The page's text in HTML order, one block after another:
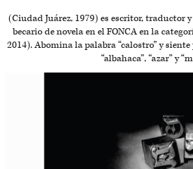
(Ciudad Juárez, 1979) es escritor, traductor
becario de novela en el FONCA en la
2014). Abomina la palabra “calostro” y
“albahaca”, “azar” y